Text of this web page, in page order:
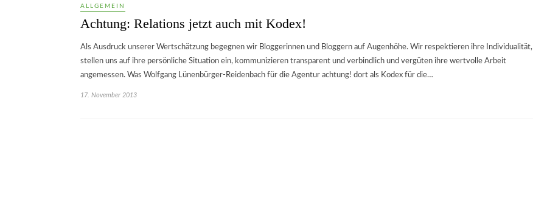
ALLGEMEIN
Achtung: Relations jetzt auch mit Kodex!
Als Ausdruck unserer Wertschätzung begegnen wir Bloggerinnen und Bloggern auf Augenhöhe. Wir respektieren ihre Individualität,
stellen uns auf ihre persönliche Situation ein, kommunizieren transparent und verbindlich und vergüten ihre wertvolle Arbeit
angemessen. Was Wolfgang Lünenbürger-Reidenbach für die Agentur achtung! dort als Kodex für die…
17. November 2013